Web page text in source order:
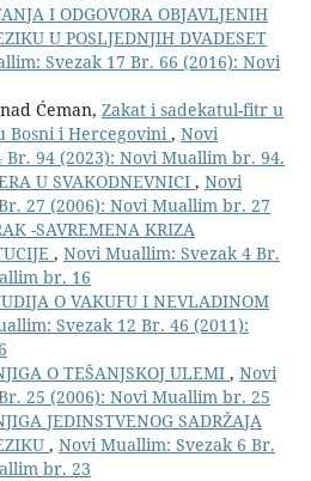
I ODGOVORA OBJAVLJENIH
U POSLJEDNJIH DVADESET
Svezak 17 Br. 66 (2016): Novi
Ćeman, Zakat i sadekatul-fitr u
Bosni i Hercegovini , Novi
Br. 94 (2023): Novi Muallim br. 94.
U SVAKODNEVNICI , Novi
27 (2006): Novi Muallim br. 27
-SAVREMENA KRIZA
, Novi Muallim: Svezak 4 Br.
br. 16
O VAKUFU I NEVLADINOM
Svezak 12 Br. 46 (2011):
O TEŠANJSKOJ ULEMI , Novi
25 (2006): Novi Muallim br. 25
JEDINSTVENOG SADRŽAJA
, Novi Muallim: Svezak 6 Br.
br. 23